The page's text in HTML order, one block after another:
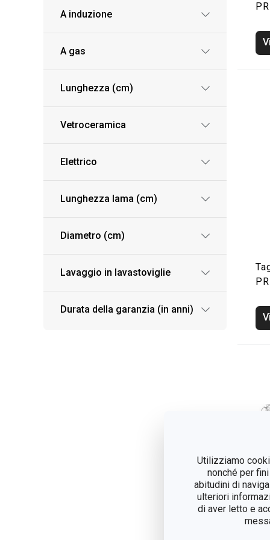
Utilizziamo
nonché per
abitudini di
ulteriori
di aver letto e
A induzione
A gas
Lunghezza (cm)
Vetroceramica
Elettrico
Lunghezza lama (cm)
Diametro (cm)
Lavaggio in lavastoviglie
Durata della garanzia (in anni)